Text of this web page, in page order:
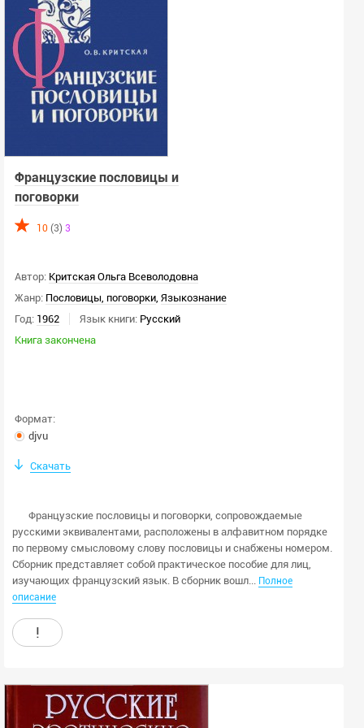
По релевантности
СИ:
Не важно
Только ЛП
Применить
Очистить
Французские пословицы и
поговорки
10 (3)3
Автор: Критская Ольга Всеволодовна
Жанр: Пословицы, поговорки ,Языкознание
Год: 1962 Язык книги: Русский
Книга закончена
Формат:
djvu
Скачать
Французские пословицы и поговорки, сопровождаемые
русскими эквивалентами, расположены в алфавитном порядке
по первому смысловому слову пословицы и снабжены номером.
Сборник представляет собой практическое пособие для лиц,
изучающих французский язык. В сборник вошл...
Полное
описание
!